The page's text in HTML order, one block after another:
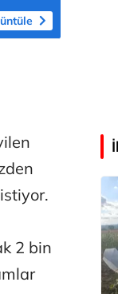
2 bin